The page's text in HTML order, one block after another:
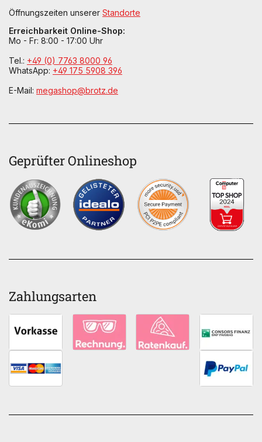
Öffnungszeiten unserer Standorte
Erreichbarkeit Online-Shop:
Mo - Fr: 8:00 - 17:00 Uhr
Tel.: +49 (0) 7763 8000 96
WhatsApp: +49 175 5908 396
E-Mail: megashop@brotz.de
Geprüfter Onlineshop
Zahlungsarten